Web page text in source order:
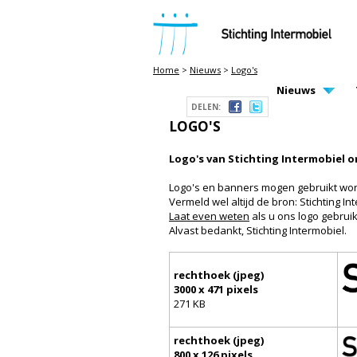
STICHTING INTERMOBIEL
MAIN PAGE
Nieuws
Home > Nieuws > Logo's
DELEN:
LOGO'S
Logo's van Stichting Intermobiel
Logo's en banners mogen gebruikt
Vermeld wel altijd de bron: Stichting
Laat even weten als u ons logo
Alvast bedankt, Stichting Intermobiel.
rechthoek (jpeg)
3000 x 471 pixels
271 KB
rechthoek (jpeg)